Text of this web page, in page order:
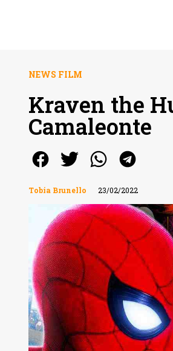
NEWS FILM
Kraven the
Camaleonte
Tobia Brunello 23/02/2022